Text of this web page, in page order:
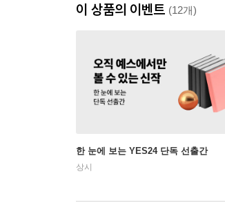
이 상품의 이벤트 (12개)
한 눈에 보는 YES24 단독 선출간
상시